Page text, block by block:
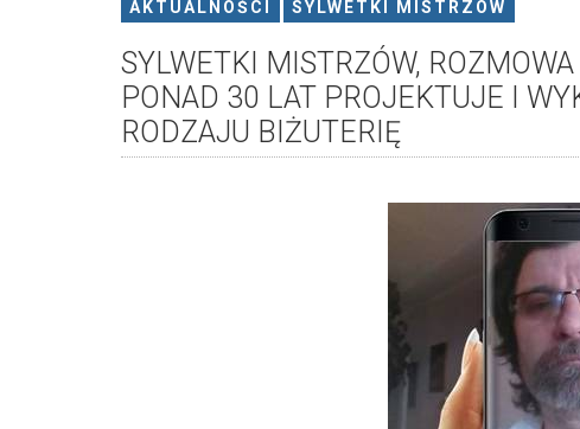
AKTUALNOŚCI SYLWETKI MISTRZÓW
SYLWETKI MISTRZÓW,
PONAD 30 LAT PROJEKTUJE I
RODZAJU BIŻUTERIĘ